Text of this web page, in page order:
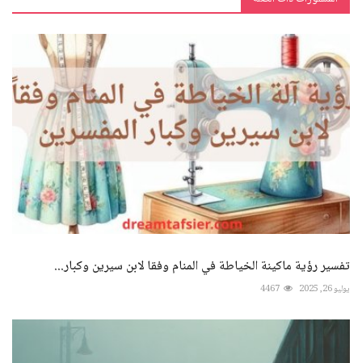
تفسير رؤية ماكينة الخياطة في المنام وفقا لابن سيرين وكبار...
يوليو 26, 2025 4467